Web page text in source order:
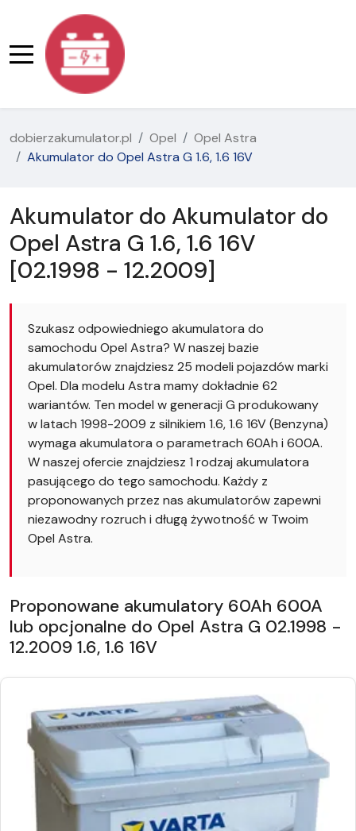
dobierzakumulator.pl Opel
Opel Astra
Akumulator do Opel Astra G 1.6, 1.6 16V
Akumulator do Akumulator do
Opel Astra G 1.6, 1.6 16V
[02.1998 - 12.2009]
Szukasz odpowiedniego akumulatora do
samochodu Opel Astra? W naszej bazie
akumulatorów znajdziesz 25 modeli pojazdów marki
Opel. Dla modelu Astra mamy dokładnie 62
wariantów. Ten model w generacji G produkowany
w latach 1998-2009 z silnikiem 1.6, 1.6 16V (Benzyna)
wymaga akumulatora o parametrach 60Ah i 600A.
W naszej ofercie znajdziesz 1 rodzaj akumulatora
pasującego do tego samochodu. Każdy z
proponowanych przez nas akumulatorów zapewni
niezawodny rozruch i długą żywotność w Twoim
Opel Astra.
Proponowane akumulatory 60Ah 600A
lub opcjonalne do Opel Astra G 02.1998 -
12.2009 1.6, 1.6 16V